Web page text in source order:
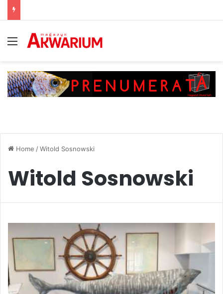
Menu
Home /Witold Sosnowski
Witold Sosnowski